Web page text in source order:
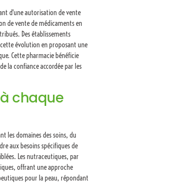
d'une autorisation de vente
de vente de médicaments en
Des établissements
évolution en proposant une
Cette pharmacie bénéficie
la confiance accordée par les
chaque
les domaines des soins, du
aux besoins spécifiques de
Les nutraceutiques, par
offrant une approche
pour la peau, répondant